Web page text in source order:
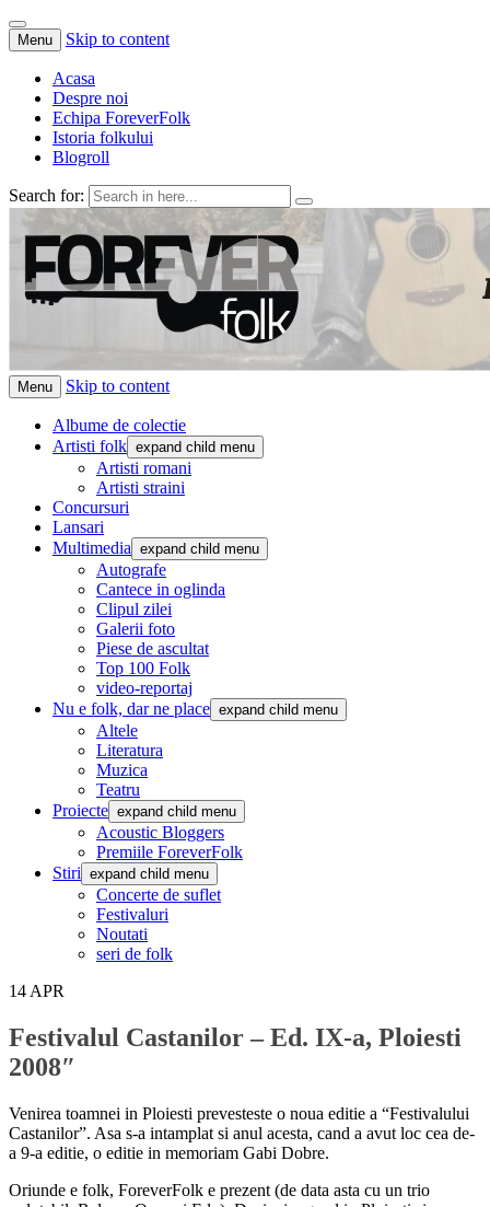
Menu Skip to content
Acasa
Despre noi
Echipa ForeverFolk
Istoria folkului
Blogroll
Search for:
ForeverFolk
Muzica sufletului tau
Menu Skip to content
Albume de colectie
Artisti folk expand child menu
Artisti romani
Artisti straini
Concursuri
Lansari
Multimedia expand child menu
Autografe
Cantece in oglinda
Clipul zilei
Galerii foto
Piese de ascultat
Top 100 Folk
video-reportaj
Nu e folk, dar ne place expand child menu
Altele
Literatura
Muzica
Teatru
Proiecte expand child menu
Acoustic Bloggers
Premiile ForeverFolk
Stiri expand child menu
Concerte de suflet
Festivaluri
Noutati
seri de folk
14 APR
Festivalul Castanilor – Ed. IX-a, Ploiesti
2008″
Venirea toamnei in Ploiesti prevesteste o noua editie a “Festivalului
Castanilor”. Asa s-a intamplat si anul acesta, cand a avut loc cea de-
a 9-a editie, o editie in memoriam Gabi Dobre.
Oriunde e folk, ForeverFolk e prezent (de data asta cu un trio